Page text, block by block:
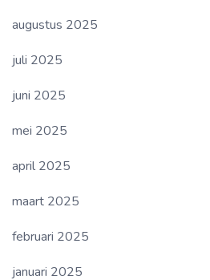
augustus 2025
juli 2025
juni 2025
mei 2025
april 2025
maart 2025
februari 2025
januari 2025